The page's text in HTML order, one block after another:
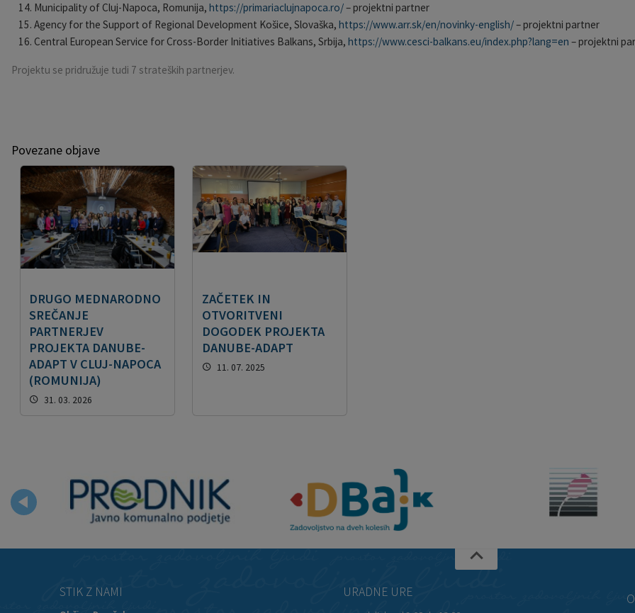
Municipality of Cluj-Napoca, Romunija, https://primariaclujnapoca.ro/– projektni partner
Agency for the Support of Regional Development Košice, Slovaška, https://www.arr.sk/en/novinky-english/– projektni partner
Central European Service for Cross-Border Initiatives Balkans, Srbija, https://www.cesci-balkans.eu/index.php?lang=en – projektni
Projektu se pridružuje tudi 7 strateških partnerjev.
Povezane objave
DRUGO MEDNARODNO
SREČANJE
PARTNERJEV
PROJEKTA DANUBE-
ADAPT V CLUJ-NAPOCA
(ROMUNIJA)
31. 03. 2026
ZAČETEK IN
OTVORITVENI
DOGODEK PROJEKTA
DANUBE-ADAPT
11. 07. 2025
STIK Z NAMI URADNE URE